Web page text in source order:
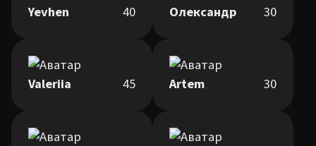
Yevhen 40 Олександр 30
Valeriia 45 Artem 30